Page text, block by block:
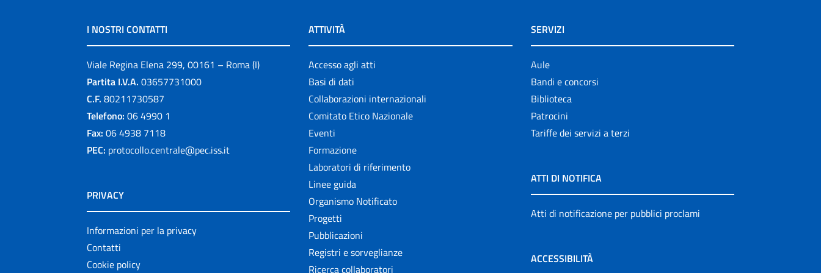
I NOSTRI CONTATTI
Viale Regina Elena 299, 00161 – Roma (I)
Partita I.V.A. 03657731000
C.F. 80211730587
Telefono: 06 4990 1
Fax: 06 4938 7118
PEC: protocollo.centrale@pec.iss.it
PRIVACY
Informazioni per la privacy
Contatti
Cookie policy
ATTIVITÀ
Accesso agli atti
Basi di dati
Collaborazioni internazionali
Comitato Etico Nazionale
Eventi
Formazione
Laboratori di riferimento
Linee guida
Organismo Notificato
Progetti
Pubblicazioni
Registri e sorveglianze
Ricerca collaboratori
SERVIZI
Aule
Bandi e concorsi
Biblioteca
Patrocini
Tariffe dei servizi a terzi
ATTI DI NOTIFICA
Atti di notificazione per pubblici proclami
ACCESSIBILITÀ